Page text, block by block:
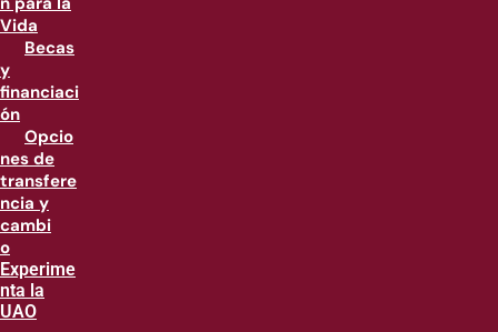
Vida
Becas
y
financiaci
ón
Opcio
nes de
transfere
ncia y
cambi
o
Experime
nta la
UAO